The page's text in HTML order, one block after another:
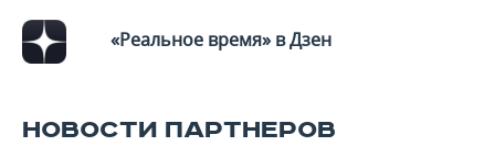
«Реальное время» в Дзен
НОВОСТИ ПАРТНЕРОВ